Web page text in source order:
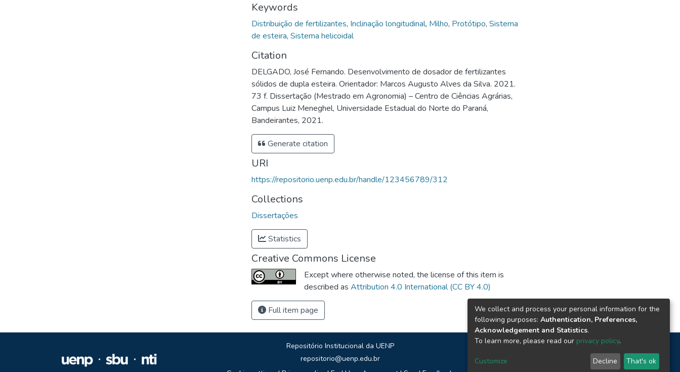
Keywords
Distribuição de fertilizantes, Inclinação longitudinal, Milho, Protótipo, Sistema
de esteira, Sistema helicoidal
Citation
DELGADO, José Fernando. Desenvolvimento de dosador de fertilizantes
sólidos de dupla esteira. Orientador: Marcos Augusto Alves da Silva. 2021.
73 f. Dissertação (Mestrado em Agronomia) – Centro de Ciências Agrárias,
Campus Luiz Meneghel, Universidade Estadual do Norte do Paraná,
Bandeirantes, 2021.
Generate citation
URI
https://repositorio.uenp.edu.br/handle/123456789/312
Collections
Dissertações
Statistics
Creative Commons License
Except where otherwise noted, the license of this item is
described as Attribution 4.0 International (CC BY 4.0)
Full item page
Repositório Institucional da UENP
repositorio@uenp.edu.br
We collect and process your personal information for the
following purposes: Authentication, Preferences,
Acknowledgement and Statistics.
To learn more, please read our privacy policy.
Customize Decline That's ok